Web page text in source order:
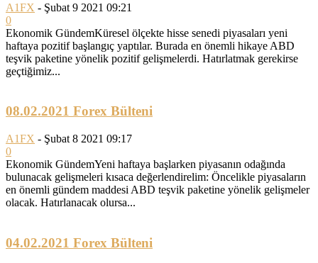
A1FX - Şubat 9 2021 09:21
0
Ekonomik GündemKüresel ölçekte hisse senedi piyasaları yeni
haftaya pozitif başlangıç yaptılar. Burada en önemli hikaye ABD
teşvik paketine yönelik pozitif gelişmelerdi. Hatırlatmak gerekirse
geçtiğimiz...
08.02.2021 Forex Bülteni
A1FX - Şubat 8 2021 09:17
0
Ekonomik GündemYeni haftaya başlarken piyasanın odağında
bulunacak gelişmeleri kısaca değerlendirelim: Öncelikle piyasaların
en önemli gündem maddesi ABD teşvik paketine yönelik gelişmeler
olacak. Hatırlanacak olursa...
04.02.2021 Forex Bülteni